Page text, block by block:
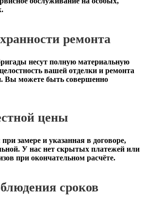
ремонта
несут полную материальную
вашей отделки и ремонта
Вы можете быть совершенно
цены
замере и указанная в договоре,
У нас нет скрытых платежей или
при окончательном расчёте.
сроков